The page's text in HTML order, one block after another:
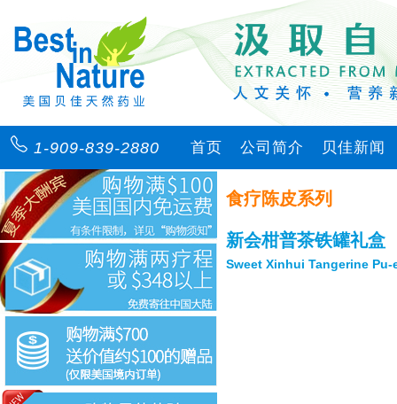
1-909-839-2880 首页 公司简介 贝佳新闻
食疗陈皮系列
新会柑普茶铁罐礼盒
Sweet Xinhui Tangerine Pu-